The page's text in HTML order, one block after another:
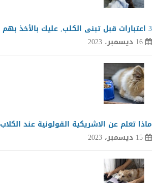
3 اعتبارات قبل تبنى الكلب, عليك بالأخذ بهم
16 ديسمبر، 2023
ماذا تعلم عن الاشريكية القولونية عند الكلاب
15 ديسمبر، 2023